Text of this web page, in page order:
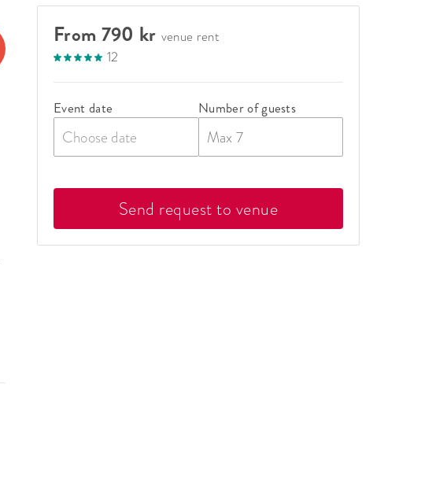
From 790 kr venue rent
12
Event date
Choose date
Number of guests
Send request to venue